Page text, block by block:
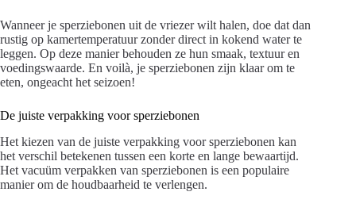
Wanneer je sperziebonen uit de vriezer wilt halen, doe dat dan
rustig op kamertemperatuur zonder direct in kokend water te
leggen. Op deze manier behouden ze hun smaak, textuur en
voedingswaarde. En voilà, je sperziebonen zijn klaar om te
eten, ongeacht het seizoen!
De juiste verpakking voor sperziebonen
Het kiezen van de juiste verpakking voor sperziebonen kan
het verschil betekenen tussen een korte en lange bewaartijd.
Het vacuüm verpakken van sperziebonen is een populaire
manier om de houdbaarheid te verlengen.